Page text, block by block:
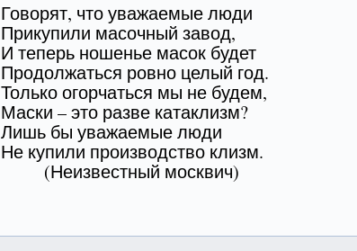
Говорят, что уважаемые люди
Прикупили масочный завод,
И теперь ношенье масок будет
Продолжаться ровно целый год.
Только огорчаться мы не будем,
Маски – это разве катаклизм?
Лишь бы уважаемые люди
Не купили производство клизм.
(Неизвестный москвич)